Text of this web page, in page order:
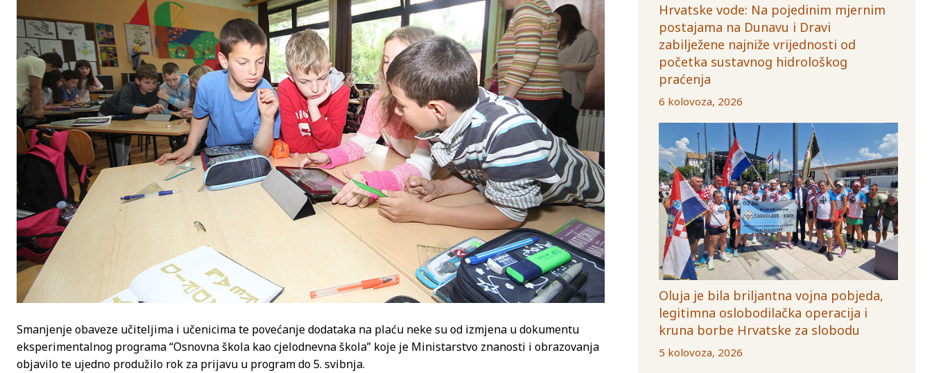
Smanjenje obaveze učiteljima i učenicima te povećanje dodataka na plaću neke su od izmjena u dokumentu
eksperimentalnog programa “Osnovna škola kao cjelodnevna škola” koje je Ministarstvo znanosti i obrazovanja
objavilo te ujedno produžilo rok za prijavu u program do 5. svibnja.
Hrvatske vode: Na pojedinim mjernim
postajama na Dunavu i Dravi
zabilježene najniže vrijednosti od
početka sustavnog hidrološkog
praćenja
6 kolovoza, 2026
Oluja je bila briljantna vojna pobjeda,
legitimna oslobodilačka operacija i
kruna borbe Hrvatske za slobodu
5 kolovoza, 2026